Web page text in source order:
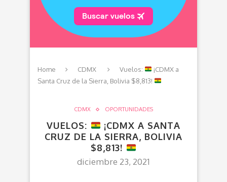
Home CDMX Vuelos:
¡CDMX a
Santa Cruz de la Sierra, Bolivia $8,813!
CDMX OPORTUNIDADES
VUELOS:
¡CDMX A SANTA
CRUZ DE LA SIERRA, BOLIVIA
$8,813!
diciembre 23, 2021